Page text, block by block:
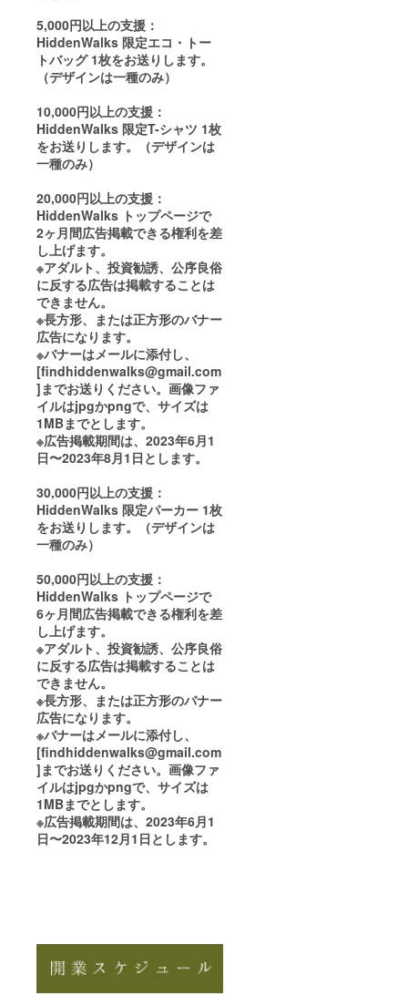
5,000円以上の支援：
HiddenWalks 限定エコ・トー
トバッグ 1枚をお送りします。
（デザインは一種のみ）
10,000円以上の支援：
HiddenWalks 限定T-シャツ 1枚
をお送りします。（デザインは
一種のみ）
20,000円以上の支援：
HiddenWalks トップページで
2ヶ月間広告掲載できる権利を差
し上げます。
※アダルト、投資勧誘、公序良俗
に反する広告は掲載することは
できません。
※長方形、または正方形のバナー
広告になります。
※バナーはメールに添付し、
[findhiddenwalks@gmail.com
]までお送りください。画像ファ
イルはjpgかpngで、サイズは
1MBまでとします。
※広告掲載期間は、2023年6月1
日〜2023年8月1日とします。
30,000円以上の支援：
HiddenWalks 限定パーカー 1枚
をお送りします。（デザインは
一種のみ）
50,000円以上の支援：
HiddenWalks トップページで
6ヶ月間広告掲載できる権利を差
し上げます。
※アダルト、投資勧誘、公序良俗
に反する広告は掲載することは
できません。
※長方形、または正方形のバナー
広告になります。
※バナーはメールに添付し、
[findhiddenwalks@gmail.com
]までお送りください。画像ファ
イルはjpgかpngで、サイズは
1MBまでとします。
※広告掲載期間は、2023年6月1
日〜2023年12月1日とします。